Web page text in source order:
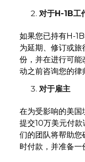
对于H-1B工
如果您已持有H-
为延期、修订或
份，并在进行可能
动之前咨询您的律
对于雇主
在为受影响的美国
提交10万美元付
们的团队将帮助
时付款，并准备一